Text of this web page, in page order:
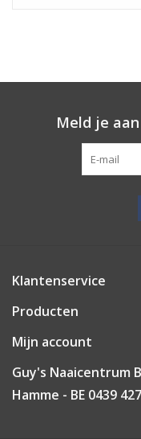
Meld je
Klantenservice
Producten
Mijn account
Guy's Naaicentrum
Hamme - BE 0439